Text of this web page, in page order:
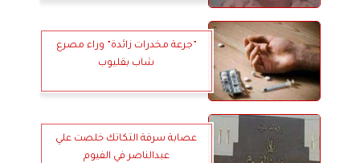
”جرعة مخدرات زائدة” وراء مصرع
شاب بقليوب
عصابة سرقة التكاتك خلصت علي
عبدالناصر في الفيوم